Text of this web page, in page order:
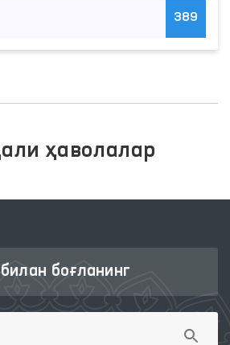
389
ҳаволалар
боғланинг